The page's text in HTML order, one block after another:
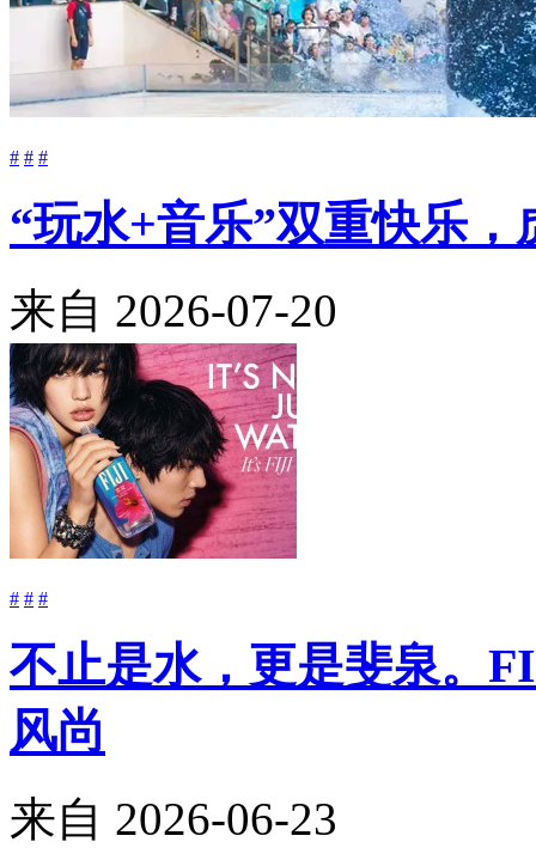
# # #
“玩水+音乐”双重快乐
来自 2026-07-20
# # #
不止是水，更是斐泉。
风尚
来自 2026-06-23